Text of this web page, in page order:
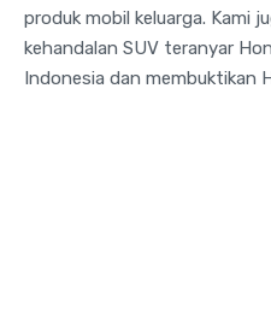
produk mobil keluarga. Kami
kehandalan SUV teranyar
Indonesia dan membuktikan